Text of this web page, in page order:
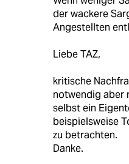
der wackere
Angestellten
Liebe TAZ,
kritische
notwendig aber
selbst ein
beispielsweise
zu betrachten.
Danke.